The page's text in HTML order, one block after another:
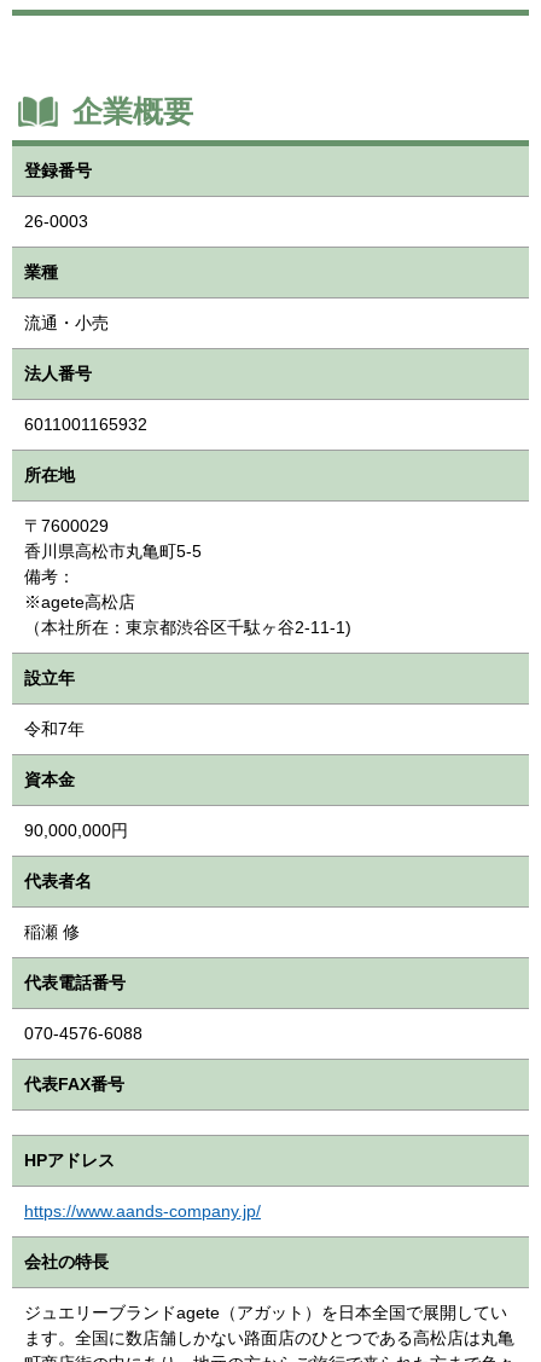
企業概要
登録番号
26-0003
業種
流通・小売
法人番号
6011001165932
所在地
〒7600029
香川県高松市丸亀町5-5
備考：
※agete高松店
（本社所在：東京都渋谷区千駄ヶ谷2-11-1)
設立年
令和7年
資本金
90,000,000円
代表者名
稲瀬 修
代表電話番号
070-4576-6088
代表FAX番号
HPアドレス
https://www.aands-company.jp/
会社の特長
ジュエリーブランドagete（アガット）を日本全国で展開してい
ます。全国に数店舗しかない路面店のひとつである高松店は丸亀